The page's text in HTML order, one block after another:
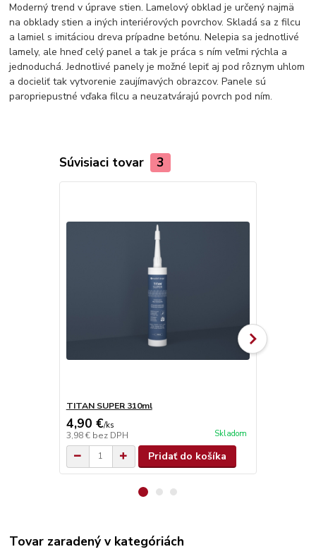
Moderný trend v úprave stien. Lamelový obklad je určený najmä
na obklady stien a iných interiérových povrchov. Skladá sa z filcu
a lamiel s imitáciou dreva prípadne betónu. Nelepia sa jednotlivé
lamely, ale hneď celý panel a tak je práca s ním veľmi rýchla a
jednoduchá. Jednotlivé panely je možné lepiť aj pod rôznym uhlom
a docieliť tak vytvorenie zaujímavých obrazcov. Panele sú
paropriepustné vďaka filcu a neuzatvárajú povrch pod ním.
Súvisiaci tovar 3
TITAN SUPER 310ml
4,90 €/ks
3,98 € bez DPH Skladom
Pridať do košíka
Tovar zaradený v kategóriách